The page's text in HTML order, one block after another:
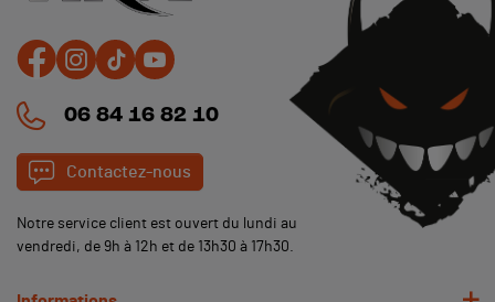
06 84 16 82 10
Contactez-nous
Notre service client est ouvert du lundi au
vendredi, de 9h à 12h et de 13h30 à 17h30.